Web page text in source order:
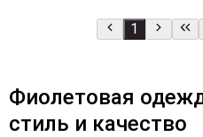
1
Фиолетовая
стиль и качество